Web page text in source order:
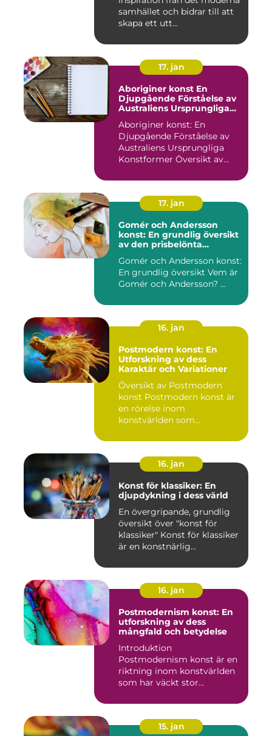
samhället och bidrar till att
skapa ett utt...
17. jan
Aboriginer konst En
Djupgående Förståelse av
Australiens Ursprungliga
Aboriginer konst: En
Djupgående Förståelse av
Australiens Ursprungliga
Konstformer Översikt av
17. jan
Gomér och Andersson
konst: En grundlig översikt
av den prisbelönta
Gomér och Andersson konst:
En grundlig översikt Vem är
Gomér och Andersson? ...
16. jan
Postmodern konst: En
Utforskning av dess
Karaktär och Variationer
Översikt av Postmodern
konst Postmodern konst är
en rörelse inom
konstvärlden som
16. jan
Konst för klassiker: En
djupdykning i dess värld
En övergripande, grundlig
översikt över "konst för
klassiker" Konst för klassiker
är en konstnärlig...
16. jan
Postmodernism konst: En
utforskning av dess
mångfald och betydelse
Introduktion
Postmodernism konst är en
riktning inom konstvärlden
som har väckt stor
15. jan